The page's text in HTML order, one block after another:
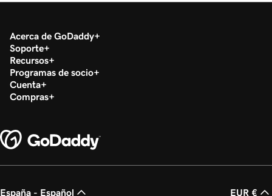
Lección 19 (de 20)
de impuestos
Lección 20 (de 20)
Ejecuta un informe de transacciones en
GoDaddy Payments
Acerca de GoDaddy
Soporte
Recursos
Programas de socio
Cuenta
Compras
España - Español EUR €